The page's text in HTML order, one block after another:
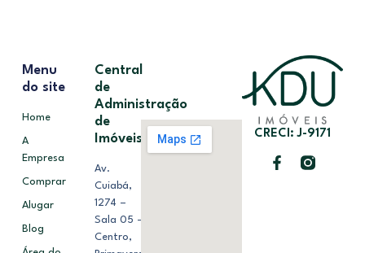
CRECI: J-9171
Menu
do site
Home
A
Empresa
Comprar
Alugar
Blog
Central
de
Administração
de
Imóveis
Av.
Cuiabá,
1274 –
Sala 05 –
Centro,